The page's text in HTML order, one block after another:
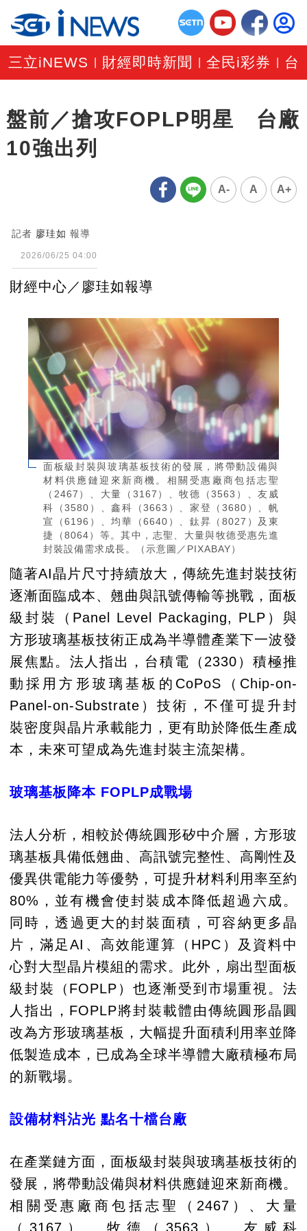
三立iNEWS 財經即時新聞 |全民i彩券 台
盤前／搶攻FOPLP明星 台廠
10強出列
A- A A+
記者 廖珪如 報導
2026/06/25 04:00
財經中心／廖珪如報導
面板級封裝與玻璃基板技術的發展，將帶動設備與
材料供應鏈迎來新商機。相關受惠廠商包括志聖
（2467）、大量（3167）、牧德（3563）、友威
科（3580）、鑫科（3663）、家登（3680）、帆
宣（6196）、均華（6640）、鈦昇（8027）及東
捷（8064）等。其中，志聖、大量與牧德受惠先進
封裝設備需求成長。（示意圖／PIXABAY）
隨著AI晶片尺寸持續放大，傳統先進封裝技術
逐漸面臨成本、翹曲與訊號傳輸等挑戰，面板
級封裝（Panel Level Packaging, PLP）與
方形玻璃基板技術正成為半導體產業下一波發
展焦點。法人指出，台積電（2330）積極推
動採用方形玻璃基板的CoPoS（Chip-on-
Panel-on-Substrate）技術，不僅可提升封
裝密度與晶片承載能力，更有助於降低生產成
本，未來可望成為先進封裝主流架構。
玻璃基板降本 FOPLP成戰場
法人分析，相較於傳統圓形矽中介層，方形玻
璃基板具備低翹曲、高訊號完整性、高剛性及
優異供電能力等優勢，可提升材料利用率至約
80%，並有機會使封裝成本降低超過六成。
同時，透過更大的封裝面積，可容納更多晶
片，滿足AI、高效能運算（HPC）及資料中
心對大型晶片模組的需求。此外，扇出型面板
級封裝（FOPLP）也逐漸受到市場重視。法
人指出，FOPLP將封裝載體由傳統圓形晶圓
改為方形玻璃基板，大幅提升面積利用率並降
低製造成本，已成為全球半導體大廠積極布局
的新戰場。
設備材料沾光 點名十檔台廠
在產業鏈方面，面板級封裝與玻璃基板技術的
發展，將帶動設備與材料供應鏈迎來新商機。
相關受惠廠商包括志聖（2467）、大量
（3167）、牧德（3563）、友威科